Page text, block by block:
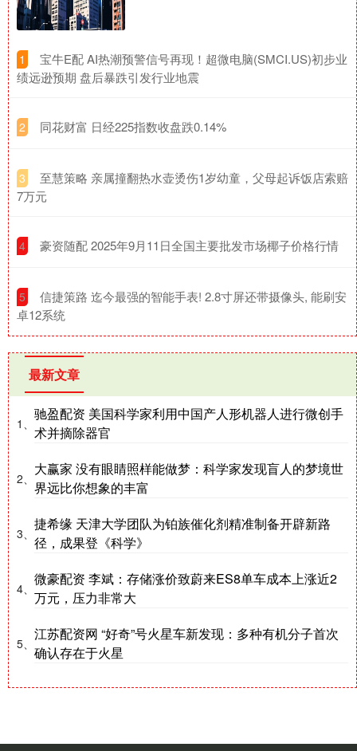
1
​宝牛E配 AI热潮预警信号再现！超微电脑(SMCI.US)初步业
绩远逊预期 盘后暴跌引发行业地震
2 ​同花财富 日经225指数收盘跌0.14%
3
​至慧策略 亲属撞翻热水壶烫伤1岁幼童，父母起诉饭店索赔
7万元
4 ​豪资随配 2025年9月11日全国主要批发市场椰子价格行情
5
​信捷策路 迄今最强的智能手表! 2.8寸屏还带摄像头, 能刷安
卓12系统
最新文章
1、
驰盈配资 美国科学家利用中国产人形机器人进行微创手
术并摘除器官
2、
大赢家 没有眼睛照样能做梦：科学家发现盲人的梦境世
界远比你想象的丰富
3、
捷希缘 天津大学团队为铂族催化剂精准制备开辟新路
径，成果登《科学》
4、
微豪配资 李斌：存储涨价致蔚来ES8单车成本上涨近2
万元，压力非常大
5、
江苏配资网 “好奇”号火星车新发现：多种有机分子首次
确认存在于火星